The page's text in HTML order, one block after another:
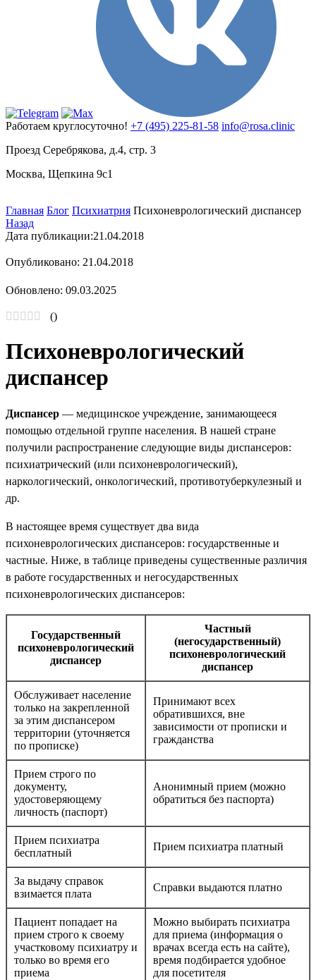
Работаем круглосуточно! +7 (495) 225-81-58 info@rosa.clinic
Проезд Серебрякова, д.4, стр. 3
Москва, Щепкина 9с1
Главная Блог Психиатрия Психоневрологический диспансер
Назад
Дата публикации:21.04.2018
Опубликовано: 21.04.2018
Обновлено: 09.03.2025
()
Психоневрологический
диспансер
Диспансер — медицинское учреждение, занимающееся
помощью отдельной группе населения. В нашей стране
получили распространение следующие виды диспансеров:
психиатрический (или психоневрологический),
наркологический, онкологический, противотуберкулезный и
др.
В настоящее время существует два вида
психоневрологических диспансеров: государственные и
частные. Ниже, в таблице приведены существенные различия
в работе государственных и негосударственных
психоневрологических диспансеров:
Государственный
психоневрологический
диспансер
Частный
(негосударственный)
психоневрологический
диспансер
Обслуживает население
только на закрепленной
за этим диспансером
территории (уточняется
по прописке)
Принимают всех
обратившихся, вне
зависимости от прописки и
гражданства
Прием строго по
документу,
удостоверяющему
личность (паспорт)
Анонимный прием (можно
обратиться без паспорта)
Прием психиатра
бесплатный
Прием психиатра платный
За выдачу справок
взимается плата
Справки выдаются платно
Пациент попадает на
прием строго к своему
участковому психиатру и
только во время его
приема
Можно выбирать психиатра
для приема (информация о
врачах всегда есть на сайте),
время подбирается удобное
для посетителя